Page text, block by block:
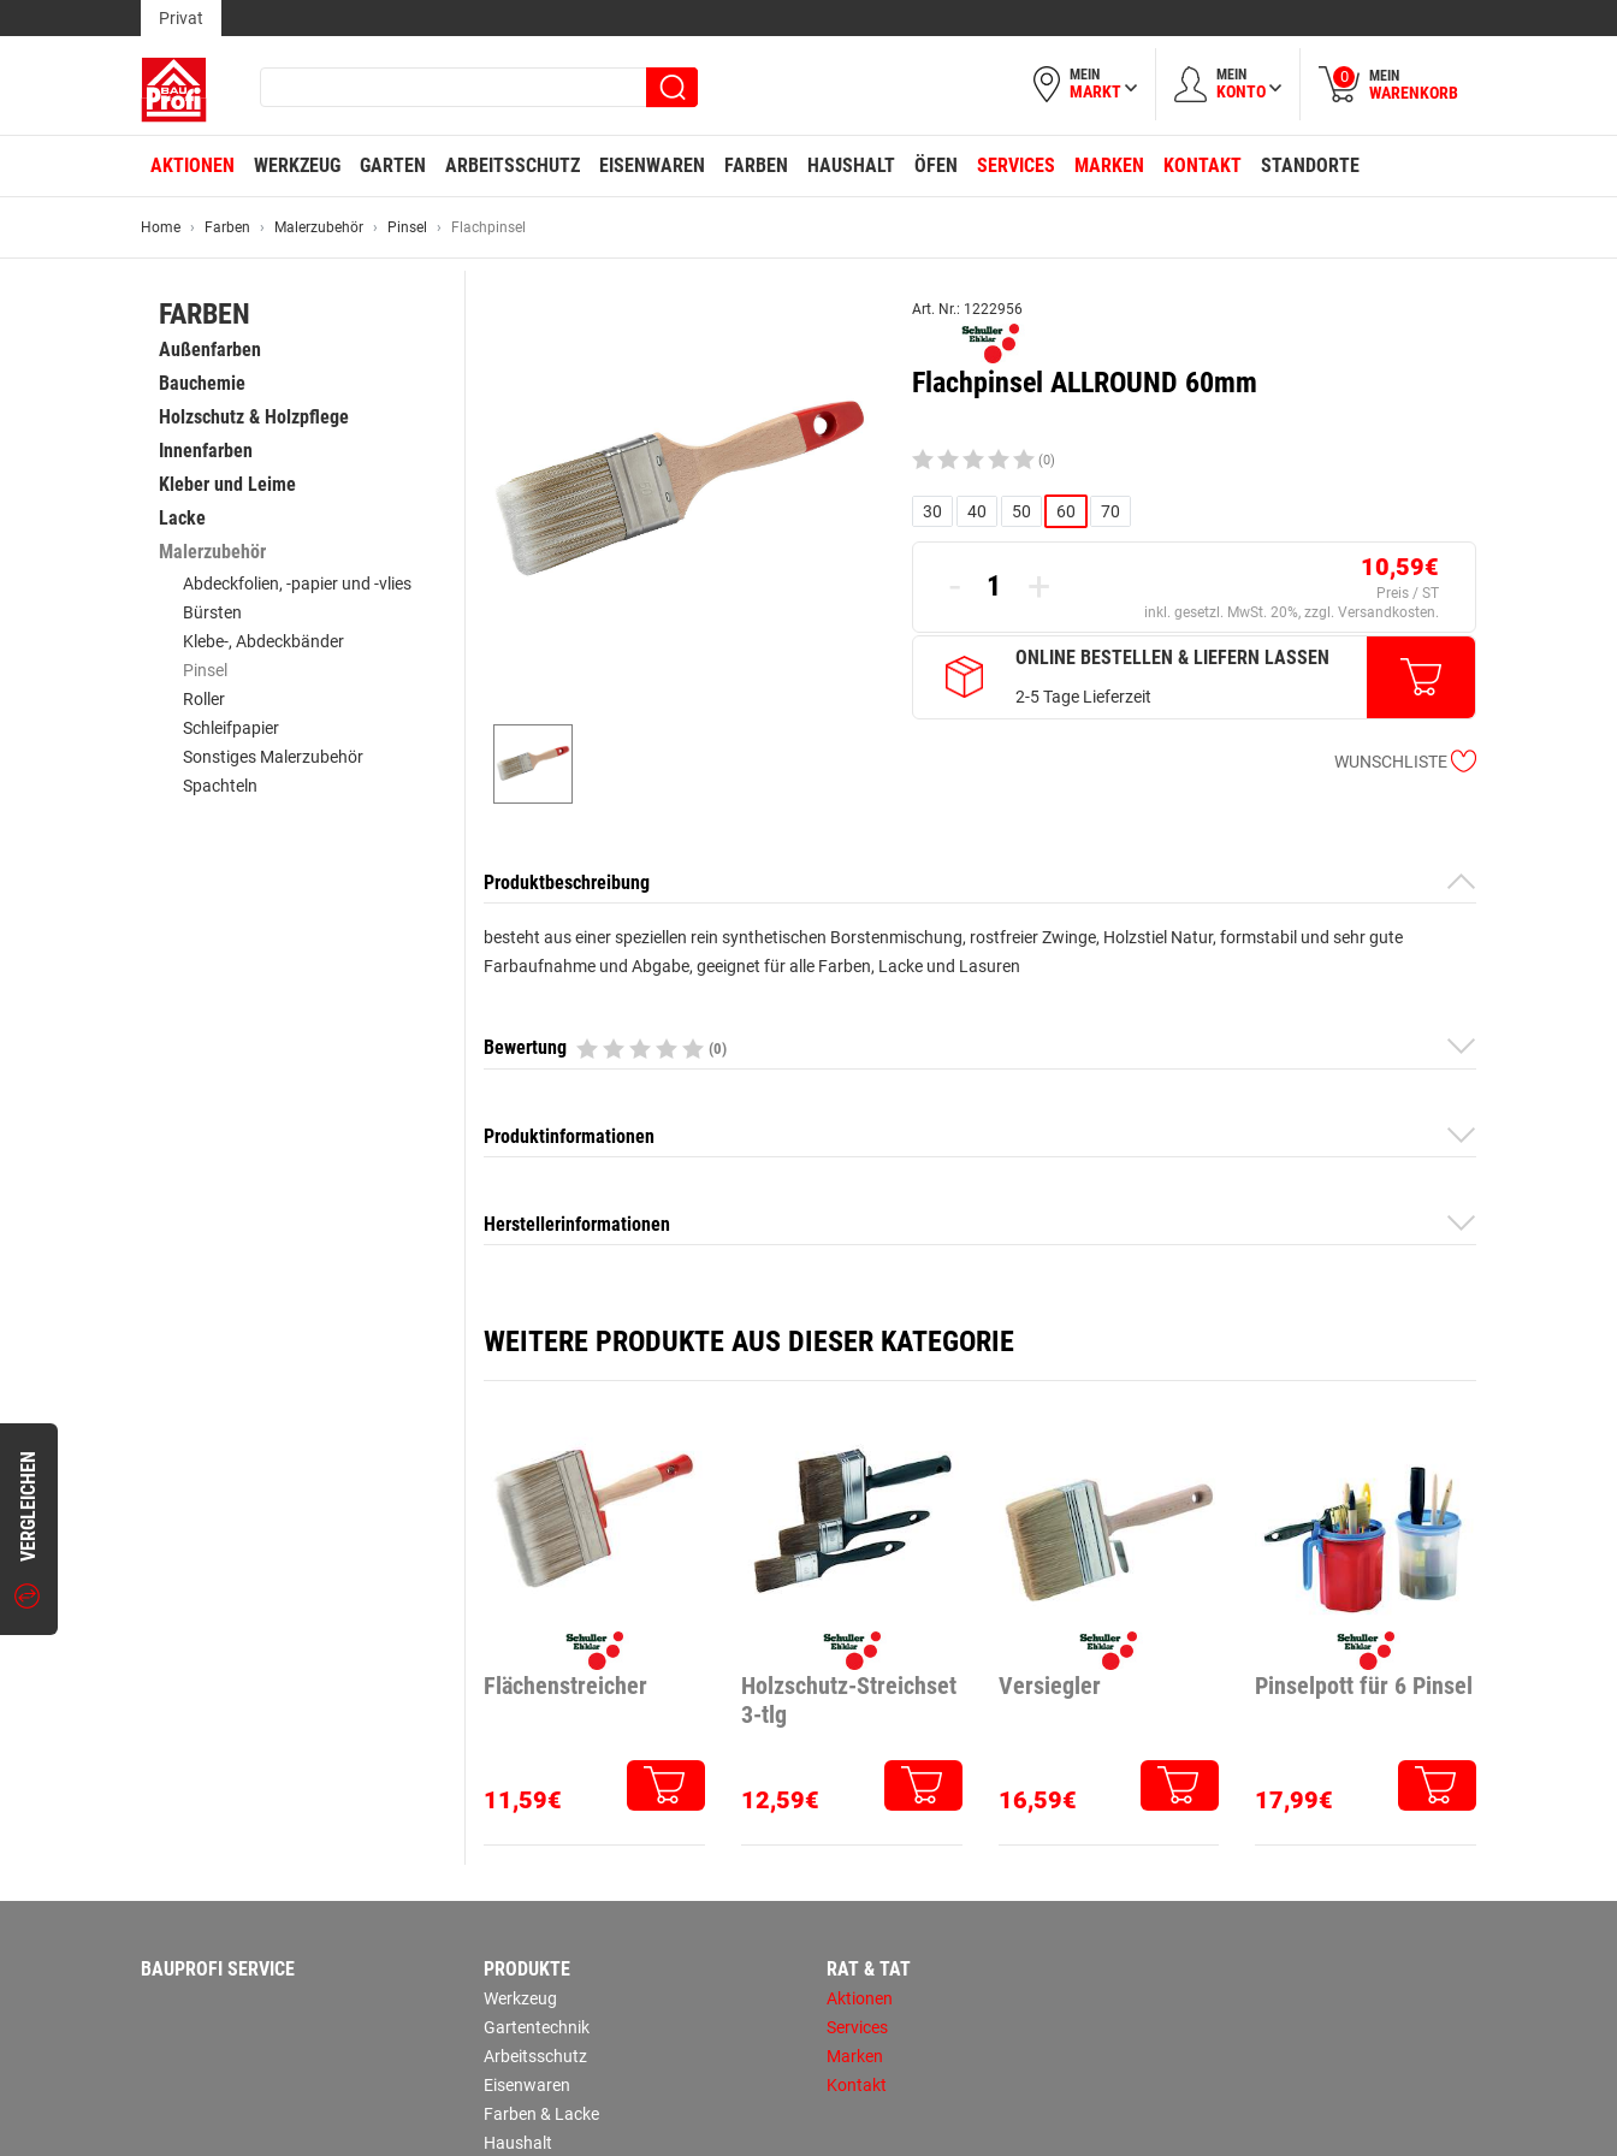
VERGLEICHEN
Privat
MEIN
MARKT
MEIN
KONTO
0 MEIN
WARENKORB
AKTIONEN WERKZEUG GARTEN ARBEITSSCHUTZ EISENWAREN FARBEN HAUSHALT ÖFEN SERVICES MARKEN KONTAKT STANDORTE
Home Farben Malerzubehör Pinsel Flachpinsel
FARBEN
Außenfarben
Bauchemie
Holzschutz & Holzpflege
Innenfarben
Kleber und Leime
Lacke
Malerzubehör
Abdeckfolien, -papier und -vlies
Bürsten
Klebe-, Abdeckbänder
Pinsel
Roller
Schleifpapier
Sonstiges Malerzubehör
Spachteln
Art. Nr.: 1222956
Flachpinsel ALLROUND 60mm
(0)
30 40 50 60 70
- + 10,59€
Preis / ST
inkl. gesetzl. MwSt. 20%, zzgl. Versandkosten.
ONLINE BESTELLEN & LIEFERN LASSEN
2-5 Tage Lieferzeit
WUNSCHLISTE
Produktbeschreibung
besteht aus einer speziellen rein synthetischen Borstenmischung, rostfreier Zwinge, Holzstiel Natur, formstabil und sehr gute
Farbaufnahme und Abgabe, geeignet für alle Farben, Lacke und Lasuren
Bewertung (0)
Produktinformationen
Herstellerinformationen
WEITERE PRODUKTE AUS DIESER KATEGORIE
Flächenstreicher
11,59€
Holzschutz-Streichset
3-tlg
12,59€
Versiegler
16,59€
Pinselpott für 6 Pinsel
17,99€
BAUPROFI SERVICE PRODUKTE
Werkzeug
Gartentechnik
Arbeitsschutz
Eisenwaren
Farben & Lacke
Haushalt
RAT & TAT
Aktionen
Services
Marken
Kontakt